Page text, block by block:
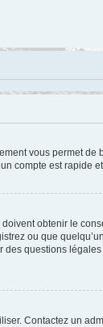
vous permet
compte est rapide
obtenir le
ou que
questions légales
Contactez un